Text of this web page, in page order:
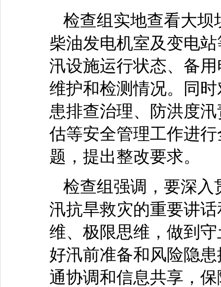
检查组实地查看大
柴油发电机室及变电
汛设施运行状态、备
维护和检测情况。同
患排查治理、防洪度
估等安全管理工作进
题，提出整改要求。
检查组强调，要深
汛抗旱救灾的重要讲
维、极限思维，做到
好汛前准备和风险隐
通协调和信息共享，